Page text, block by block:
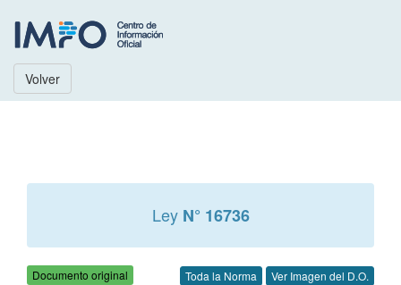
Volver
Ley N° 16736
Documento original Toda la Norma Ver Imagen del D.O.